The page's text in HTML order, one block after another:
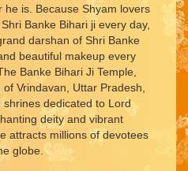
is. Because Shyam lovers
Banke Bihari ji every day,
darshan of Shri Banke
beautiful makeup every
Banke Bihari Ji Temple,
Vrindavan, Uttar Pradesh,
dedicated to Lord
deity and vibrant
attracts millions of devotees
globe.